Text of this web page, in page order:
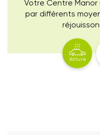
Votre Centre
par différents
Voiture